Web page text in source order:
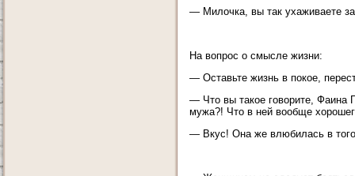
— Милочка, вы так ухаживаете
На вопрос о смысле жизни:
— Оставьте жизнь в покое,
— Что вы такое говорите, Фаина
мужа?! Что в ней вообще
— Вкус! Она же влюбилась в